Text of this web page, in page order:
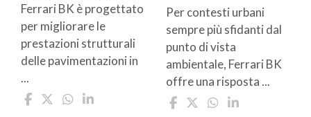
Ferrari BK è progettato
per migliorare le
prestazioni strutturali
delle pavimentazioni in
...
Per contesti urbani
sempre più sfidanti dal
punto di vista
ambientale, Ferrari BK
offre una risposta ...